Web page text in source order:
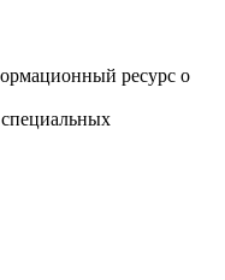
ресурс о